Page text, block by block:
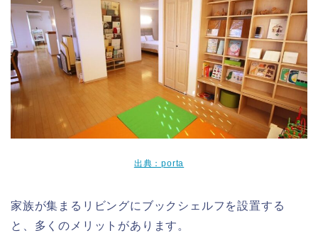
出典：porta
家族が集まるリビングにブックシェルフを設置する
と、多くのメリットがあります。